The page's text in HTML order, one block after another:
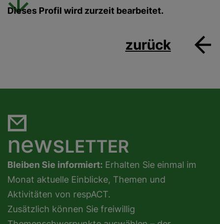
Dieses Profil wird zurzeit bearbeitet.
zurück
newsLETTER
Bleiben Sie informiert: Erhalten Sie einmal im
Monat aktuelle Einblicke, Themen und
Aktivitäten von respACT.
Zusätzlich können Sie freiwillig